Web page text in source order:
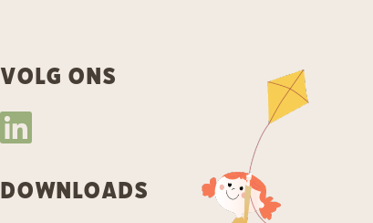
VOLG ONS
DOWNLOADS